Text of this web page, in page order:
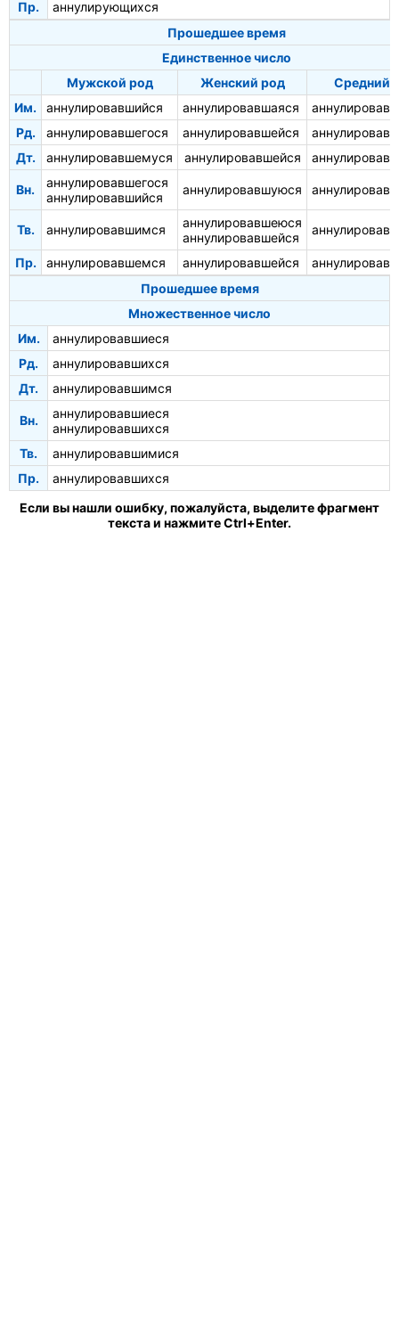
Пр.
аннулирующихся
Прошедшее время
Единственное число
Мужской род
Женский род
Средний
Им.
аннулировавшийся аннулировавшаяся
Рд.
аннулировавшегося аннулировавшейся
Дт.
аннулировавшемуся аннулировавшейся
Вн.
аннулировавшегося
аннулировавшийся
аннулировавшуюся
Тв. аннулировавшимся
аннулировавшеюся
аннулировавшейся
Пр. аннулировавшемся аннулировавшейся
Прошедшее время
Множественное число
Им.
аннулировавшиеся
Рд.
аннулировавшихся
Дт.
аннулировавшимся
Вн.
аннулировавшиеся
аннулировавшихся
Тв.
аннулировавшимися
Пр.
аннулировавшихся
Если вы нашли ошибку, пожалуйста, выделите фрагмент
текста и нажмите Ctrl+Enter.